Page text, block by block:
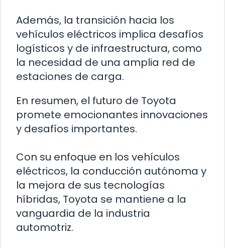
Además, la transición hacia los
vehículos eléctricos implica desafíos
logísticos y de infraestructura, como
la necesidad de una amplia red de
estaciones de carga.
En resumen, el futuro de Toyota
promete emocionantes innovaciones
y desafíos importantes.
Con su enfoque en los vehículos
eléctricos, la conducción autónoma y
la mejora de sus tecnologías
híbridas, Toyota se mantiene a la
vanguardia de la industria
automotriz.